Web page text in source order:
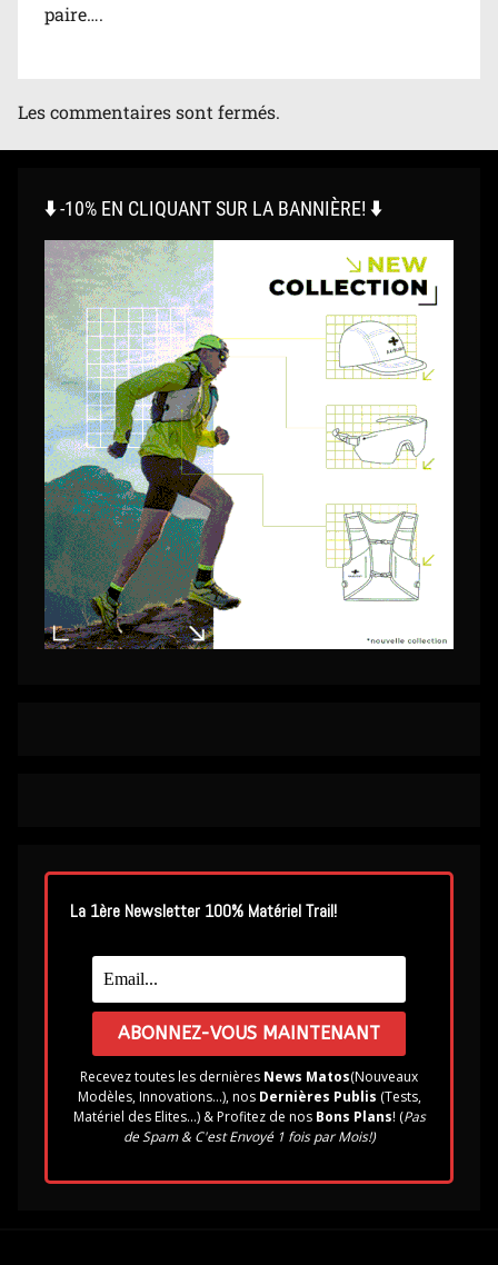
paire….
Les commentaires sont fermés.
⬇️ -10% EN CLIQUANT SUR LA BANNIÈRE! ⬇️
La 1ère Newsletter 100% Matériel Trail!
Recevez toutes les dernières News Matos(Nouveaux
Modèles, Innovations...), nosDernières Publis (Tests,
Matériel des Elites...) & Profitez de nosBons Plans! (Pas
de Spam & C'est Envoyé 1 fois par Mois!)